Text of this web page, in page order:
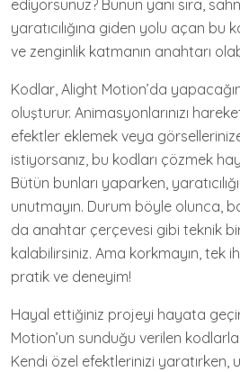
ediyorsunuz? Bunun yanı sıra,
yaratıcılığına giden yolu açan bu
ve zenginlik katmanın anahtarı
Kodlar, Alight Motion’da
oluşturur. Animasyonlarınızı
efektler eklemek veya
istiyorsanız, bu kodları çözmek
Bütün bunları yaparken,
unutmayın. Durum böyle olunca,
da anahtar çerçevesi gibi teknik
kalabilirsiniz. Ama korkmayın, tek
pratik ve deneyim!
Hayal ettiğiniz projeyi hayata
Motion’un sunduğu verilen
Kendi özel efektlerinizi yaratırken,